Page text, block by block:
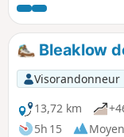
spectaculaire
Bleaklow
Visorandonneur
13,72 km
5h 15